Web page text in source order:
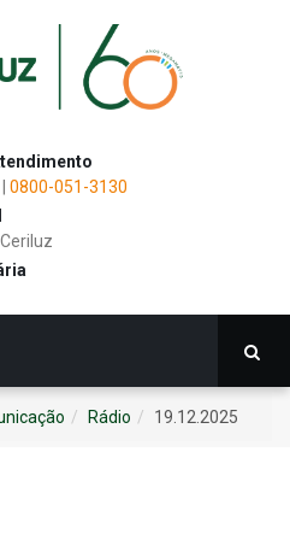
0800-051-3130
Rádio 19.12.2025